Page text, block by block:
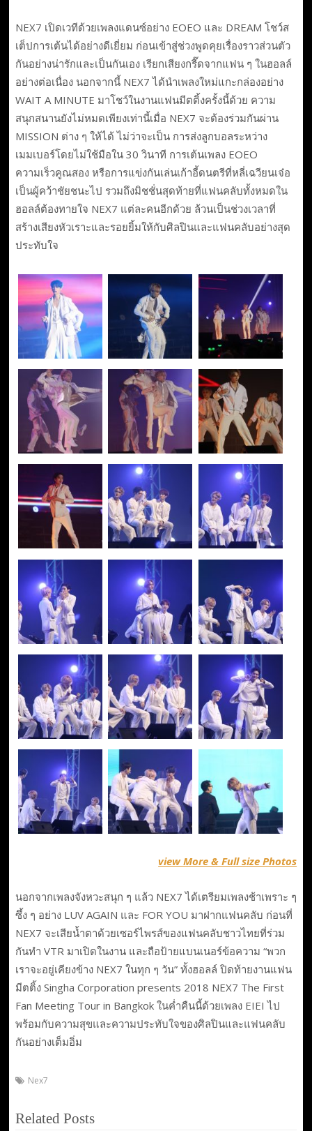
NEX7 เปิดเวทีด้วยเพลงแดนซ์อย่าง EOEO และ DREAM โชว์ส
เต็ปการเต้นได้อย่างดีเยี่ยม ก่อนเข้าสู่ช่วงพูดคุยเรื่องราวส่วนตัว
กันอย่างน่ารักและเป็นกันเอง เรียกเสียงกรี๊ดจากแฟน ๆ ในฮอลล์
อย่างต่อเนื่อง นอกจากนี้ NEX7 ได้นำเพลงใหม่แกะกล่องอย่าง
WAIT A MINUTE มาโชว์ในงานแฟนมีตติ้งครั้งนี้ด้วย ความ
สนุกสนานยังไม่หมดเพียงเท่านี้เมื่อ NEX7 จะต้องร่วมกันผ่าน
MISSION ต่าง ๆ ให้ได้ ไม่ว่าจะเป็น การส่งลูกบอลระหว่าง
เมมเบอร์โดยไม่ใช้มือใน 30 วินาที การเต้นเพลง EOEO
ความเร็วคูณสอง หรือการแข่งกันเล่นเก้าอี้ดนตรีที่หลี่เฉวียนเจ๋อ
เป็นผู้คว้าชัยชนะไป รวมถึงมิชชั่นสุดท้ายที่แฟนคลับทั้งหมดใน
ฮอลล์ต้องทายใจ NEX7 แต่ละคนอีกด้วย ล้วนเป็นช่วงเวลาที่
สร้างเสียงหัวเราะและรอยยิ้มให้กับศิลปินและแฟนคลับอย่างสุด
ประทับใจ
view More & Full size Photos
นอกจากเพลงจังหวะสนุก ๆ แล้ว NEX7 ได้เตรียมเพลงช้าเพราะ ๆ
ซึ้ง ๆ อย่าง LUV AGAIN และ FOR YOU มาฝากแฟนคลับ ก่อนที่
NEX7 จะเสียน้ำตาด้วยเซอร์ไพรส์ของแฟนคลับชาวไทยที่ร่วม
กันทำ VTR มาเปิดในงาน และถือป้ายแบนเนอร์ข้อความ “พวก
เราจะอยู่เคียงข้าง NEX7 ในทุก ๆ วัน” ทั้งฮอลล์ ปิดท้ายงานแฟน
มีตติ้ง Singha Corporation presents 2018 NEX7 The First
Fan Meeting Tour in Bangkok ในค่ำคืนนี้ด้วยเพลง EIEI ไป
พร้อมกับความสุขและความประทับใจของศิลปินและแฟนคลับ
กันอย่างเต็มอิ่ม
Nex7
Related Posts